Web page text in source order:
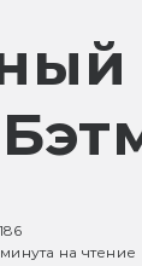
минута на чтение